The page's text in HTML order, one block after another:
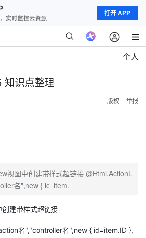
打开 APP
个人
知识点整理
版权 举报
视图中创建带样式超链接 @Html.ActionL
名",new { id=item.
建带样式超链接
名","controller名",new { id=item.ID },